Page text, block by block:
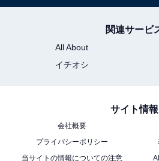
多様化する中学受験
か
関連サービ
All About
イチオシ
サイト情報
会社概要
プライバシーポリシー
当サイトの情報についての注意